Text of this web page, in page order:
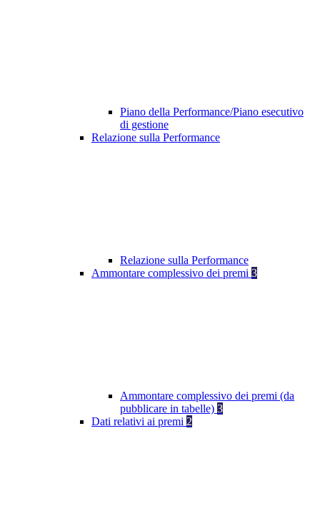
Piano della Performance/Piano esecutivo
di gestione
Relazione sulla Performance
Relazione sulla Performance
Ammontare complessivo dei premi 3
Ammontare complessivo dei premi (da
pubblicare in tabelle) 3
Dati relativi ai premi 2